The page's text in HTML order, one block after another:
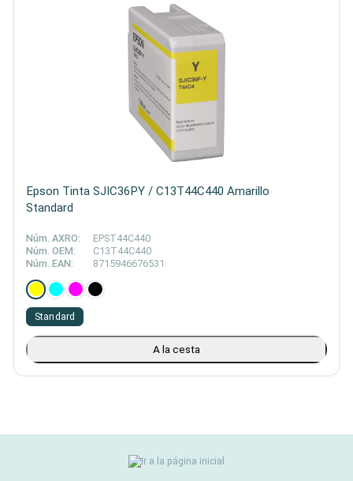
Epson Tinta SJIC36PY / C13T44C440 Amarillo
Standard
Núm. AXRO:
EPST44C440
Núm. OEM:
C13T44C440
Núm. EAN:
8715946676531
Standard
A la cesta